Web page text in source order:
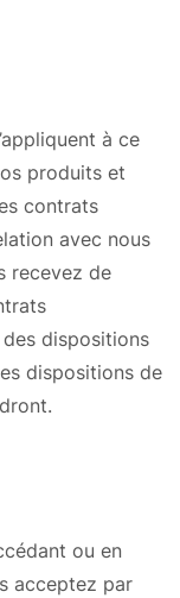
à ce
produits et
contrats
avec nous
recevez de
dispositions
dispositions de
ou en
acceptez par